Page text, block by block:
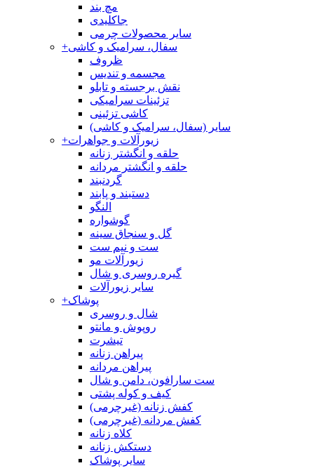
مچ بند
جاکلیدی
سایر محصولات چرمی
+سفال، سرامیک و کاشی
ظروف
مجسمه و تندیس
نقش برجسته و تابلو
تزئینات سرامیکی
کاشی تزئینی
سایر (سفال، سرامیک و کاشی)
+زیورآلات و جواهرات
حلقه و انگشتر زنانه
حلقه و انگشتر مردانه
گردنبند
دستبند و پابند
النگو
گوشواره
گل و سنجاق سینه
ست و نیم ست
زیورآلات مو
گیره روسری و شال
سایر زیورآلات
+پوشاک
شال و روسری
روپوش و مانتو
تیشرت
پیراهن زنانه
پیراهن مردانه
ست سارافون، دامن و شال
کیف و کوله پشتی
کفش زنانه (غیرچرمی)
کفش مردانه (غیرچرمی)
کلاه زنانه
دستکش زنانه
سایر پوشاک